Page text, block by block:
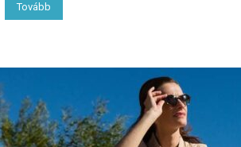
Tovább